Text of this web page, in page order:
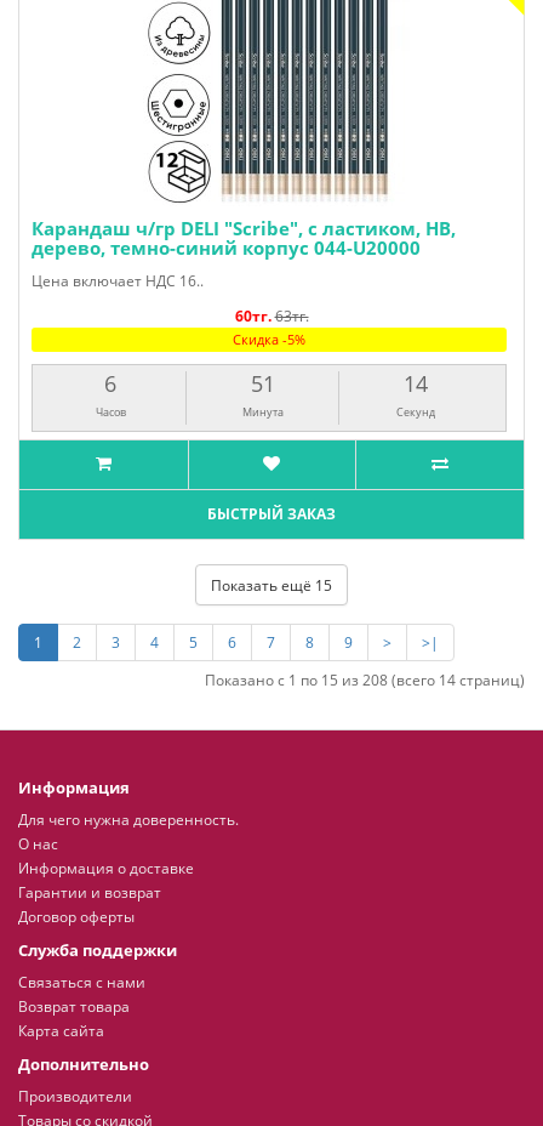
Карандаш ч/гр DELI "Scribe", с ластиком, HВ,
дерево, темно-синий корпус 044-U20000
Цена включает НДС 16..
60тг.63тг.
Скидка -5%
6
Часов
51
Минута
13
Секунд
БЫСТРЫЙ ЗАКАЗ
Показать ещё 15
1 2 3 4 5 6 7 8 9 >
>|
Показано с 1 по 15 из 208 (всего 14 страниц)
Информация
Для чего нужна доверенность.
О нас
Информация о доставке
Гарантии и возврат
Договор оферты
Служба поддержки
Связаться с нами
Возврат товара
Карта сайта
Дополнительно
Производители
Товары со скидкой